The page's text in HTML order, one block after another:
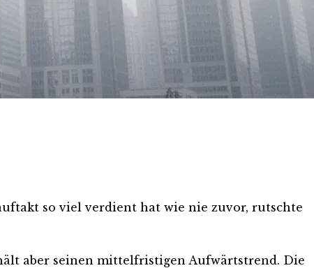
so viel verdient hat wie nie zuvor, rutschte
aber seinen mittelfristigen Aufwärtstrend. Die